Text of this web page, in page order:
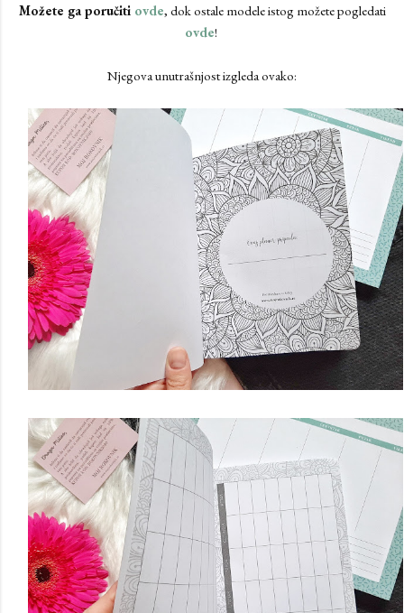
Možete ga poručiti ovde, dok ostale modele istog možete pogledati
ovde!
Njegova unutrašnjost izgleda ovako: